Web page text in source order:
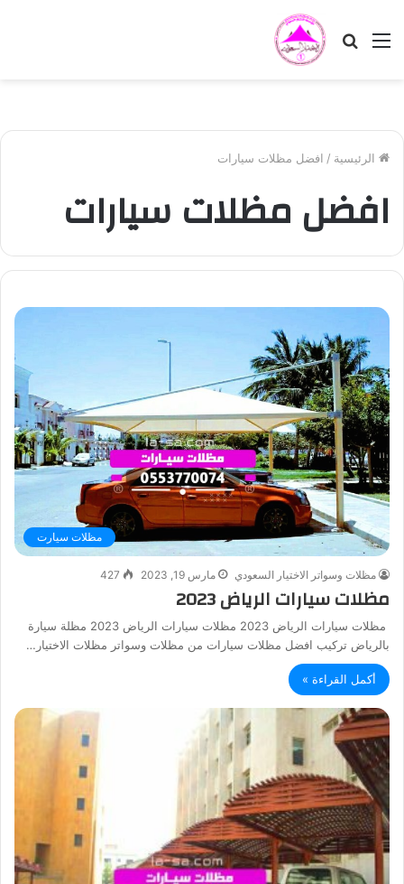
القائمة بحث
الرئيسية / افضل مظلات سيارات
افضل مظلات سيارات
مظلات سيارت
مظلات وسواتر الاختيار السعودي مارس 19, 2023 427
مظلات سيارات الرياض 2023
مظلات سيارات الرياض 2023 مظلات سيارات الرياض 2023 مظلة سيارة
بالرياض تركيب افضل مظلات سيارات من مظلات وسواتر مظلات الاختيار…
أكمل القراءة »